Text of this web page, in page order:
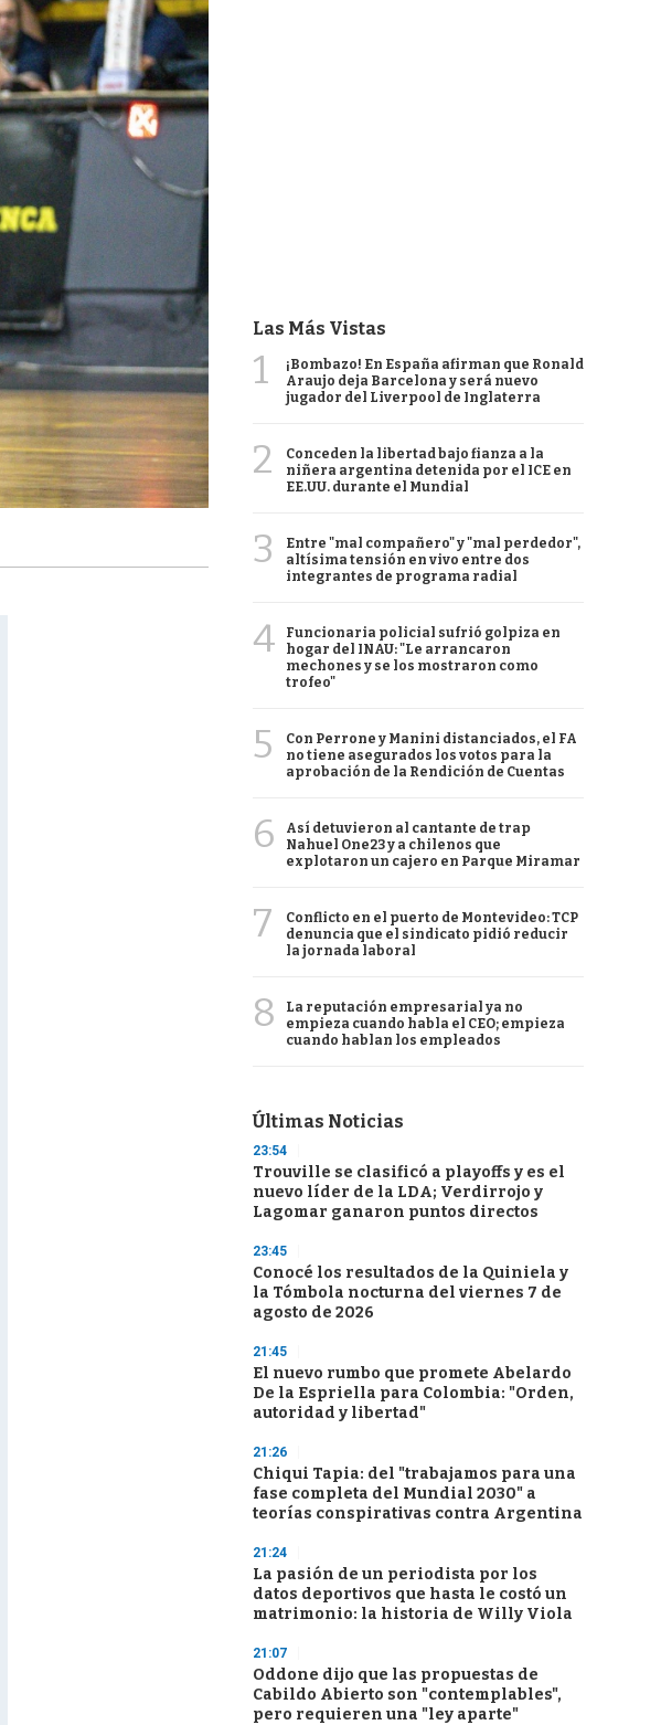
Las Más Vistas
1
¡Bombazo! En España afirman que Ronald
Araujo deja Barcelona y será nuevo
jugador del Liverpool de Inglaterra
2
Conceden la libertad bajo fianza a la
niñera argentina detenida por el ICE en
EE.UU. durante el Mundial
3
Entre "mal compañero" y "mal perdedor",
altísima tensión en vivo entre dos
integrantes de programa radial
4
Funcionaria policial sufrió golpiza en
hogar del INAU: "Le arrancaron
mechones y se los mostraron como
trofeo"
5
Con Perrone y Manini distanciados, el FA
no tiene asegurados los votos para la
aprobación de la Rendición de Cuentas
6
Así detuvieron al cantante de trap
Nahuel One23 y a chilenos que
explotaron un cajero en Parque Miramar
7
Conflicto en el puerto de Montevideo: TCP
denuncia que el sindicato pidió reducir
la jornada laboral
8
La reputación empresarial ya no
empieza cuando habla el CEO; empieza
cuando hablan los empleados
Últimas Noticias
23:54
Trouville se clasificó a playoffs y es el
nuevo líder de la LDA; Verdirrojo y
Lagomar ganaron puntos directos
23:45
Conocé los resultados de la Quiniela y
la Tómbola nocturna del viernes 7 de
agosto de 2026
21:45
El nuevo rumbo que promete Abelardo
De la Espriella para Colombia: "Orden,
autoridad y libertad"
21:26
Chiqui Tapia: del "trabajamos para una
fase completa del Mundial 2030" a
teorías conspirativas contra Argentina
21:24
La pasión de un periodista por los
datos deportivos que hasta le costó un
matrimonio: la historia de Willy Viola
21:07
Oddone dijo que las propuestas de
Cabildo Abierto son "contemplables",
pero requieren una "ley aparte"